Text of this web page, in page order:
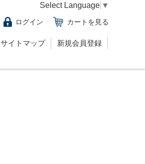
ログイン カートを見る
サイトマップ 新規会員登録
Select Language ▼